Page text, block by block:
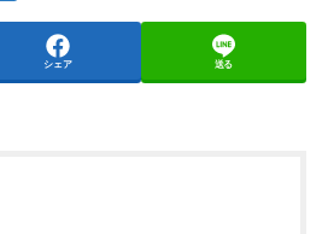
シェア 送る